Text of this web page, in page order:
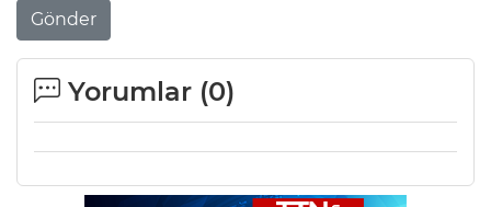
Gönder
Yorumlar (0)